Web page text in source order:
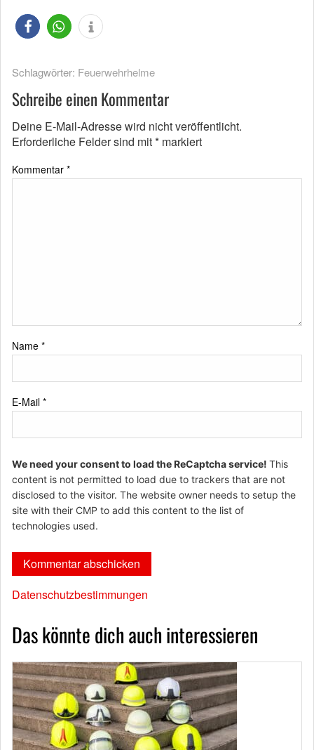
Schlagwörter: Feuerwehrhelme
Schreibe einen Kommentar
Deine E-Mail-Adresse wird nicht veröffentlicht.
Erforderliche Felder sind mit* markiert
Kommentar *
Name *
E-Mail *
We need your consent to load the ReCaptcha service! This
content is not permitted to load due to trackers that are not
disclosed to the visitor. The website owner needs to setup the
site with their CMP to add this content to the list of
technologies used.
Datenschutzbestimmungen
Das könnte dich auch interessieren